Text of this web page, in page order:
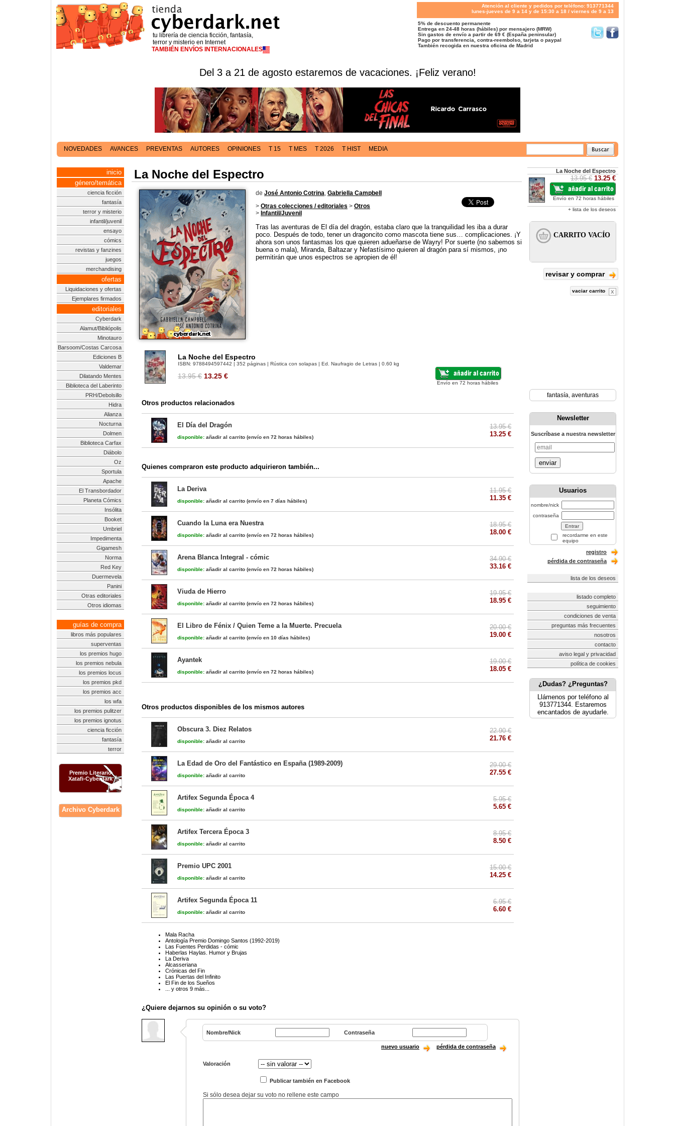
tu librería de ciencia ficción, fantasía,
terror y misterio en Internet
TAMBIÉN ENVÍOS INTERNACIONALES
Atención al cliente y pedidos por teléfono: 913771344
lunes-jueves de 9 a 14 y de 15:30 a 18 / viernes de 9 a 13
5% de descuento permanente
Entrega en 24-48 horas (hábiles) por mensajero (MRW)
Sin gastos de envío a partir de 69 € (España peninsular)
Pago por transferencia, contra-reembolso, tarjeta o paypal
También recogida en nuestra oficina de Madrid
Del 3 a 21 de agosto estaremos de vacaciones. ¡Feliz verano!
NOVEDADES AVANCES PREVENTAS AUTORES OPINIONES T 15 T MES T 2026 T HIST MEDIA
inicio
género/temática
ciencia ficción
fantasía
terror y misterio
infantil/juvenil
ensayo
cómics
revistas y fanzines
juegos
merchandising
ofertas
Liquidaciones y ofertas
Ejemplares firmados
editoriales
Cyberdark
Alamut/Bibliópolis
Minotauro
Barsoom/Costas Carcosa
Ediciones B
Valdemar
Dilatando Mentes
Biblioteca del Laberinto
PRH/Debolsillo
Hidra
Alianza
Nocturna
Dolmen
Biblioteca Carfax
Diábolo
Oz
Sportula
Apache
El Transbordador
Planeta Cómics
Insólita
Booket
Umbriel
Impedimenta
Gigamesh
Norma
Red Key
Duermevela
Panini
Otras editoriales
Otros idiomas
guías de compra
libros más populares
superventas
los premios hugo
los premios nebula
los premios locus
los premios pkd
los premios acc
los wfa
los premios pulitzer
los premios ignotus
ciencia ficción
fantasía
terror
Premio Literario
Xatafi-Cyberdark
Archivo Cyberdark
La Noche del Espectro
de José Antonio Cotrina, Gabriella Campbell
> Otras colecciones / editoriales > Otros
> Infantil/Juvenil
Tras las aventuras de El día del dragón, estaba claro que la tranquilidad les iba a durar
poco. Después de todo, tener un dragoncito como mascota tiene sus… complicaciones. ¡Y
ahora son unos fantasmas los que quieren adueñarse de Wayry! Por suerte (no sabemos si
buena o mala), Miranda, Baltazar y Nefastísimo quieren al dragón para sí mismos, ¡no
permitirán que unos espectros se apropien de él!
La Noche del Espectro
ISBN: 9788494597442 | 352 páginas | Rústica con solapas | Ed. Naufragio de Letras | 0.60 kg
13.95 € 13.25 €
Envío en 72 horas hábiles
Otros productos relacionados
El Día del Dragón
disponible: añadir al carrito (envío en 72 horas hábiles)
13.95 €
13.25 €
Quienes compraron este producto adquirieron también...
La Deriva
disponible: añadir al carrito (envío en 7 días hábiles)
11.95 €
11.35 €
Cuando la Luna era Nuestra
disponible: añadir al carrito (envío en 72 horas hábiles)
18.95 €
18.00 €
Arena Blanca Integral - cómic
disponible: añadir al carrito (envío en 72 horas hábiles)
34.90 €
33.16 €
Viuda de Hierro
disponible: añadir al carrito (envío en 72 horas hábiles)
19.95 €
18.95 €
El Libro de Fénix / Quien Teme a la Muerte. Precuela
disponible: añadir al carrito (envío en 10 días hábiles)
20.00 €
19.00 €
Ayantek
disponible: añadir al carrito (envío en 72 horas hábiles)
19.00 €
18.05 €
Otros productos disponibles de los mismos autores
Obscura 3. Diez Relatos
disponible: añadir al carrito
22.90 €
21.76 €
La Edad de Oro del Fantástico en España (1989-2009)
disponible: añadir al carrito
29.00 €
27.55 €
Artifex Segunda Época 4
disponible: añadir al carrito
5.95 €
5.65 €
Artifex Tercera Época 3
disponible: añadir al carrito
8.95 €
8.50 €
Premio UPC 2001
disponible: añadir al carrito
15.00 €
14.25 €
Artifex Segunda Época 11
disponible: añadir al carrito
6.95 €
6.60 €
Mala Racha
Antología Premio Domingo Santos (1992-2019)
Las Fuentes Perdidas - cómic
Haberlas Haylas. Humor y Brujas
La Deriva
Alcasseriana
Crónicas del Fin
Las Puertas del Infinito
El Fin de los Sueños
... y otros 9 más...
¿Quiere dejarnos su opinión o su voto?
Nombre/Nick Contraseña
nuevo usuario pérdida de contraseña
Valoración
Publicar también en Facebook
Si sólo desea dejar su voto no rellene este campo
La Noche del Espectro
13.95 € 13.25 €
Envío en 72 horas hábiles
+ lista de los deseos
revisar y comprar
vaciar carrito
fantasía, aventuras
Newsletter
Suscríbase a nuestra newsletter
enviar
Usuarios
nombre/nick
contraseña
recordarme en este
equipo
registro
pérdida de contraseña
lista de los deseos
listado completo
seguimiento
condiciones de venta
preguntas más frecuentes
nosotros
contacto
aviso legal y privacidad
política de cookies
¿Dudas? ¿Preguntas?
Llámenos por teléfono al
913771344. Estaremos
encantados de ayudarle.